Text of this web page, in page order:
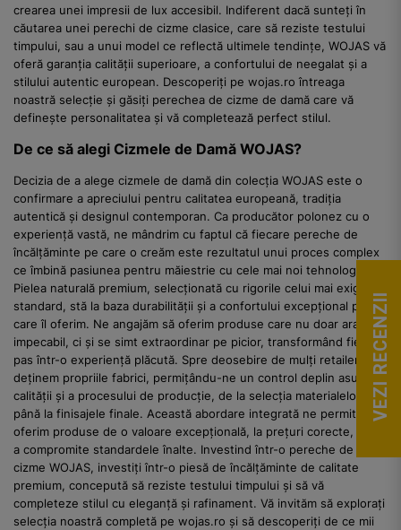
crearea unei impresii de lux accesibil. Indiferent dacă sunteți în
căutarea unei perechi de cizme clasice, care să reziste testului
timpului, sau a unui model ce reflectă ultimele tendințe, WOJAS vă
oferă garanția calității superioare, a confortului de neegalat și a
stilului autentic european. Descoperiți pe wojas.ro întreaga
noastră selecție și găsiți perechea de cizme de damă care vă
definește personalitatea și vă completează perfect stilul.
De ce să alegi Cizmele de Damă WOJAS?
Decizia de a alege cizmele de damă din colecția WOJAS este o
confirmare a apreciului pentru calitatea europeană, tradiția
autentică și designul contemporan. Ca producător polonez cu o
experiență vastă, ne mândrim cu faptul că fiecare pereche de
încălțăminte pe care o creăm este rezultatul unui proces complex
ce îmbină pasiunea pentru măiestrie cu cele mai noi tehnologii.
Pielea naturală premium, selecționată cu rigorile celui mai exigent
standard, stă la baza durabilității și a confortului excepțional pe
care îl oferim. Ne angajăm să oferim produse care nu doar arată
impecabil, ci și se simt extraordinar pe picior, transformând fiecare
pas într-o experiență plăcută. Spre deosebire de mulți retaileri, noi
deținem propriile fabrici, permițându-ne un control deplin asupra
calității și a procesului de producție, de la selecția materialelor
până la finisajele finale. Această abordare integrată ne permite să
oferim produse de o valoare excepțională, la prețuri corecte, fără
a compromite standardele înalte. Investind într-o pereche de
cizme WOJAS, investiți într-o piesă de încălțăminte de calitate
premium, concepută să reziste testului timpului și să vă
completeze stilul cu eleganță și rafinament. Vă invităm să explorați
selecția noastră completă pe wojas.ro și să descoperiți de ce mii
VEZI RECENZII